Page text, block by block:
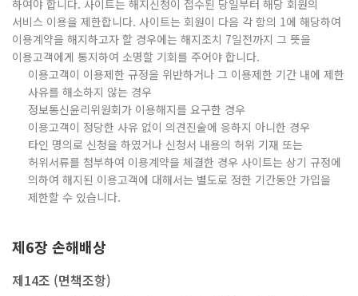
하여야 합니다. 사이트는 해지신청이 접수된 당일부터 해당 회원의
서비스 이용을 제한합니다. 사이트는 회원이 다음 각 항의 1에 해당하여
이용계약을 해지하고자 할 경우에는 해지조치 7일전까지 그 뜻을
이용고객에게 통지하여 소명할 기회를 주어야 합니다.
이용고객이 이용제한 규정을 위반하거나 그 이용제한 기간 내에 제한
사유를 해소하지 않는 경우
정보통신윤리위원회가 이용해지를 요구한 경우
이용고객이 정당한 사유 없이 의견진술에 응하지 아니한 경우
타인 명의로 신청을 하였거나 신청서 내용의 허위 기재 또는
허위서류를 첨부하여 이용계약을 체결한 경우 사이트는 상기 규정에
의하여 해지된 이용고객에 대해서는 별도로 정한 기간동안 가입을
제한할 수 있습니다.
제6장 손해배상
제14조 (면책조항)